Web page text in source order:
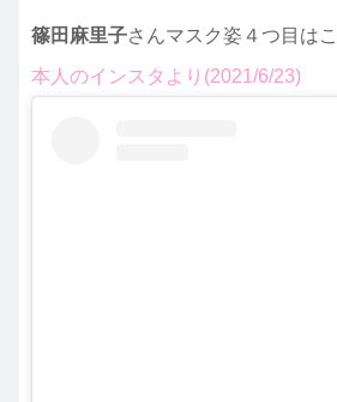
篠田麻里子さんマスク姿４つ目は
本人のインスタより(2021/6/23)